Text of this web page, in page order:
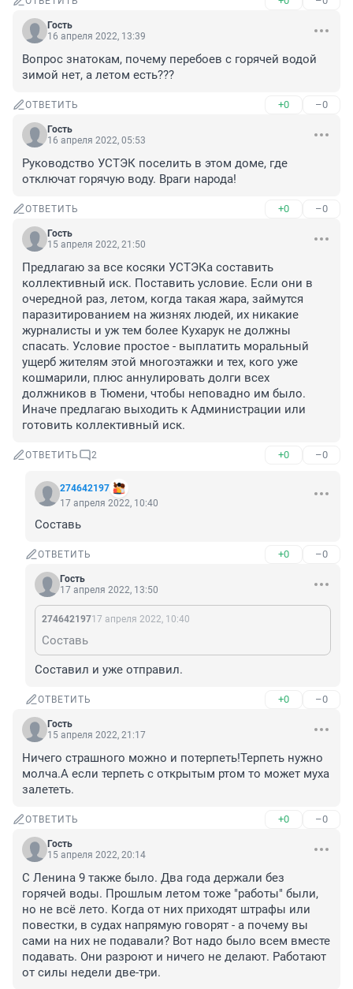
Гость
16 апреля 2022, 13:39
Вопрос знатокам, почему перебоев с горячей водой
зимой нет, а летом есть???
ОТВЕТИТЬ +0 –0
Гость
16 апреля 2022, 05:53
Руководство УСТЭК поселить в этом доме, где
отключат горячую воду. Враги народа!
ОТВЕТИТЬ +0 –0
Гость
15 апреля 2022, 21:50
Предлагаю за все косяки УСТЭКа составить
коллективный иск. Поставить условие. Если они в
очередной раз, летом, когда такая жара, займутся
паразитированием на жизнях людей, их никакие
журналисты и уж тем более Кухарук не должны
спасать. Условие простое - выплатить моральный
ущерб жителям этой многоэтажки и тех, кого уже
кошмарили, плюс аннулировать долги всех
должников в Тюмени, чтобы неповадно им было.
Иначе предлагаю выходить к Администрации или
готовить коллективный иск.
ОТВЕТИТЬ 2 +0 –0
274642197
17 апреля 2022, 10:40
Составь
ОТВЕТИТЬ +0 –0
Гость
17 апреля 2022, 13:50
27464219717 апреля 2022, 10:40
Составь
Составил и уже отправил.
ОТВЕТИТЬ +0 –0
Гость
15 апреля 2022, 21:17
Ничего страшного можно и потерпеть!Терпеть нужно
молча.А если терпеть с открытым ртом то может муха
залететь.
ОТВЕТИТЬ +0 –0
Гость
15 апреля 2022, 20:14
С Ленина 9 также было. Два года держали без
горячей воды. Прошлым летом тоже "работы" были,
но не всё лето. Когда от них приходят штрафы или
повестки, в судах напрямую говорят - а почему вы
сами на них не подавали? Вот надо было всем вместе
подавать. Они разроют и ничего не делают. Работают
от силы недели две-три.